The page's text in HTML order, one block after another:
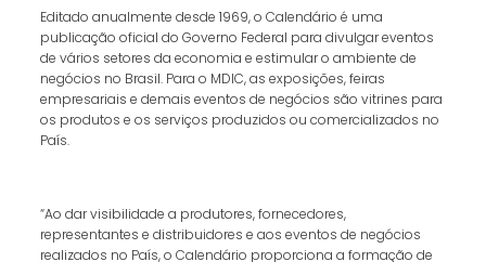
Editado anualmente desde 1969, o Calendário é uma
publicação oficial do Governo Federal para divulgar eventos
de vários setores da economia e estimular o ambiente de
negócios no Brasil. Para o MDIC, as exposições, feiras
empresariais e demais eventos de negócios são vitrines para
os produtos e os serviços produzidos ou comercializados no
País.
“Ao dar visibilidade a produtores, fornecedores,
representantes e distribuidores e aos eventos de negócios
realizados no País, o Calendário proporciona a formação de